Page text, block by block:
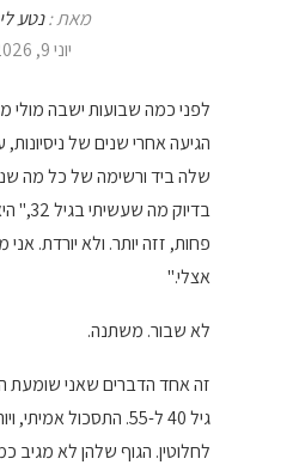
מאת :נטע
יוני 9, 2026
הגיעה אחרי שנים של
שלה ביד ורשימה של כל מה
בדיוק
פחות, זזה יותר. ולא יורדת.
אצלי."
לא שבור. משתנה.
זה אחד הדברים שאני שומעת
גיל 40 ל-55. התסכול
לחלוטין. הגוף שלהן לא מגיב